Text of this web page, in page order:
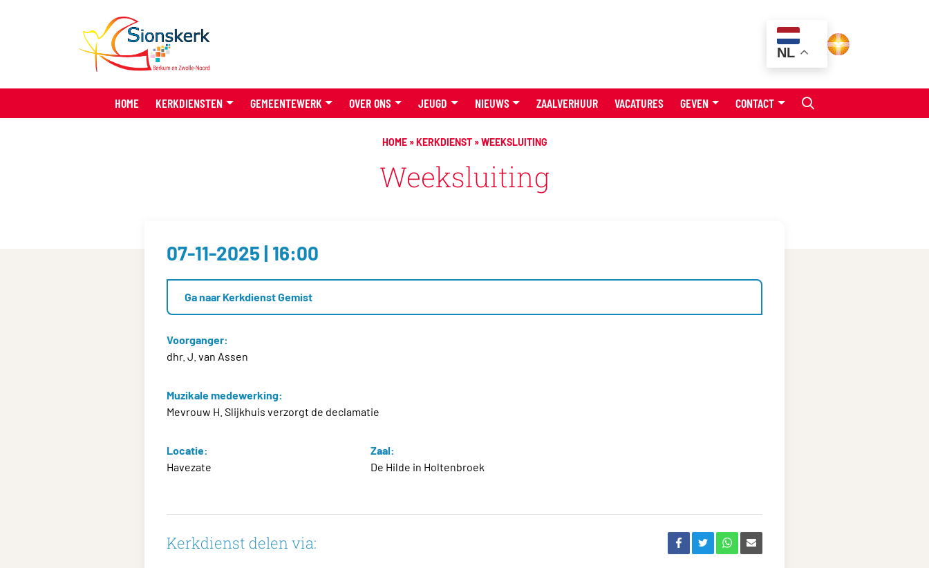
NL
HOME KERKDIENSTEN GEMEENTEWERK OVER ONS JEUGD NIEUWS ZAALVERHUUR VACATURES GEVEN CONTACT
HOME»KERKDIENST»WEEKSLUITING
Weeksluiting
07-11-2025 | 16:00
Ga naar Kerkdienst Gemist
Voorganger:
dhr. J. van Assen
Muzikale medewerking:
Mevrouw H. Slijkhuis verzorgt de declamatie
Locatie:
Havezate
Zaal:
De Hilde in Holtenbroek
Kerkdienst delen via: